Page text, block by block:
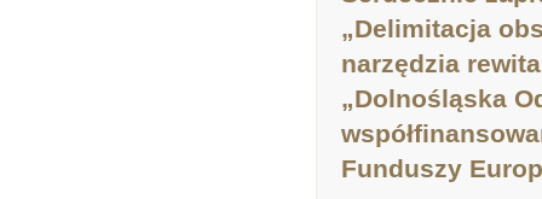
„Delimitacja
narzędzia
„Dolnośląska
Funduszy